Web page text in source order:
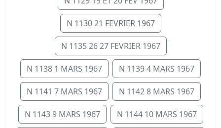
N 1130 21 FEVRIER 1967
N 1135 26 27 FEVRIER 1967
N 1138 1 MARS 1967 N 1139 4 MARS 1967
N 1141 7 MARS 1967 N 1142 8 MARS 1967
N 1143 9 MARS 1967 N 1144 10 MARS 1967